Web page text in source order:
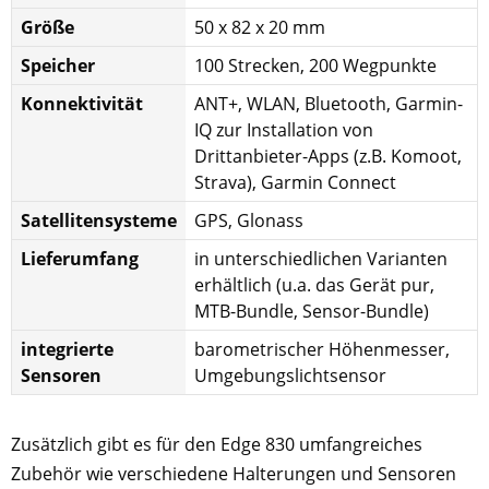
Größe
50 x 82 x 20 mm
Speicher
100 Strecken, 200 Wegpunkte
Konnektivität
ANT+, WLAN, Bluetooth, Garmin-
IQ zur Installation von
Drittanbieter-Apps (z.B. Komoot,
Strava), Garmin Connect
Satellitensysteme
GPS, Glonass
Lieferumfang
in unterschiedlichen Varianten
erhältlich (u.a. das Gerät pur,
MTB-Bundle, Sensor-Bundle)
integrierte
Sensoren
barometrischer Höhenmesser,
Umgebungslichtsensor
Zusätzlich gibt es für den Edge 830 umfangreiches
Zubehör wie verschiedene Halterungen und Sensoren